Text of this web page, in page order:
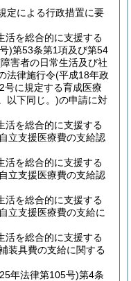
定による行政措置に要
活を総合的に支援する
)第53条第1項及び第54
害者の日常生活及び社
法律施行令(平成18年政
号に規定する育成医療
以下同じ。)の申請に対
活を総合的に支援する
立支援医療費の支給認
活を総合的に支援する
立支援医療費の支給認
活を総合的に支援する
立支援医療費の支給に
活を総合的に支援する
装具費の支給に関する
年法律第105号)第4条